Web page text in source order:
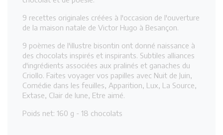
9 recettes originales créées à l'occasion de l'ouverture
de la maison natale de Victor Hugo à Besançon.
9 poèmes de l'illustre bisontin ont donné naissance à
des chocolats inspirés et inspirants. Subtiles alliances
d'ingrédients associées aux pralinés et ganaches du
Criollo. Faites voyager vos papilles avec Nuit de Juin,
Comédie dans les feuilles, Apparition, Lux, La Source,
Extase, Clair de lune, Etre aimé.
Poids net: 160 g - 18 chocolats